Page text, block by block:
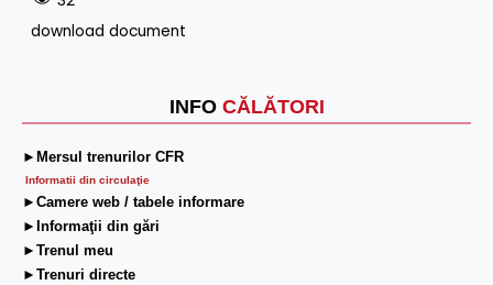
INFO CĂLĂTORI
►Mersul trenurilor CFR
Informatii din circulaţie
►Camere web / tabele informare
►Informaţii din gări
►Trenul meu
►Trenuri directe
download document